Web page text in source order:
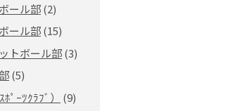
ール部(2)
ール部(15)
トボール部(3)
(5)
ﾟｰﾂｸﾗﾌﾞ）
(9)